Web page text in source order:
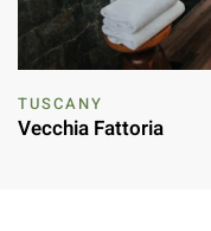
TUSCANY
Vecchia Fattoria